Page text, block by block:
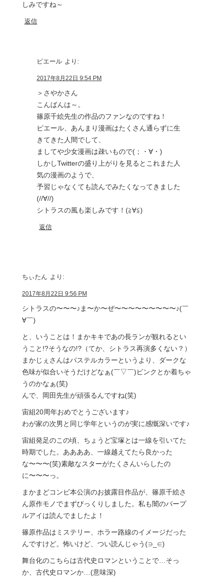
しみですね～
返信
ピエール より:
2017年8月22日 9:54 PM
＞さやかさん
こんばんは～。
篠原千絵先生の作品のファンなのですね！
ピエール、あんまり漫画はたくさん通らずに生
きてきた人間でして、
ましてや少女漫画は疎いもので(；・∀・)
しかしTwitterの盛り上がりを見るとこれまた人
気の漫画のようで、
予習じゃなくても読んでみたくなってきました
(//∀//)
シトラスの風も楽しみです！(≧∀≦)
返信
ちぃたん より:
2017年8月22日 9:56 PM
シトラスの〜〜〜♪ま〜か〜ぜ〜〜〜〜〜〜〜〜〜♪(￣
∀￣)
と、いうことは！まかキキであの長ランが観れるとい
うこと!?そうなの!?（てか、シトラス再演多くない？）
まかじぇさんはパステルカラーというより、ダークな
色味が似合いそうだけどなぁ(￣▽￣)ピンクとか着ちゃ
うのかなぁ(笑)
んで、岡田先生が頑張るんですね(笑)
宙組20周年おめでとうございます♪
わが家の次男と同じ学年というのが実に感慨深いです♪
宙組発足のこの頃、ちょうど宝塚とは一線を引いてた
時期でした。ああああ、一線越えてたら良かった
な〜〜〜(笑)素敵なスターがたくさんいらしたの
に〜〜〜っ。
まかまどコンビ本公演のお披露目作品が、篠原千絵さ
ん原作モノでまずびっくりしました。私も闇のパープ
ルアイは読んでましたよ！
篠原作品はミステリー、ホラー路線のイメージだった
んですけど。怖いけど、つい読んじゃう(∋_∈)
舞台化のこちらは古代史ロマンということで…そっ
か、古代史ロマンか…(意味深)